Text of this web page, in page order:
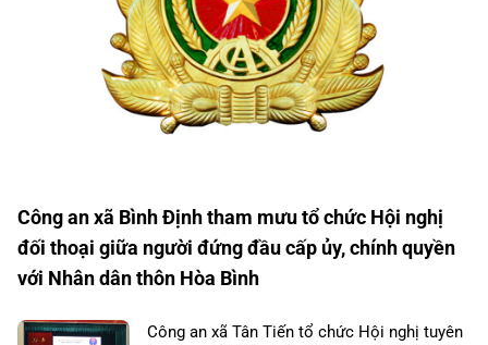
Công an xã Bình Định tham mưu tổ chức Hội nghị
đối thoại giữa người đứng đầu cấp ủy, chính quyền
với Nhân dân thôn Hòa Bình
Công an xã Tân Tiến tổ chức Hội nghị tuyên